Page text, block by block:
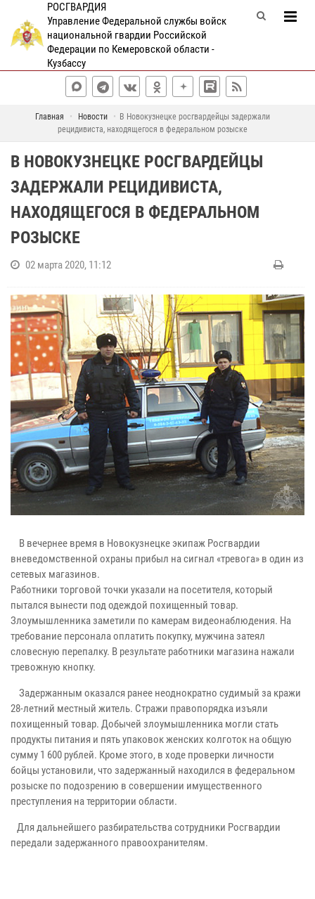
РОСГВАРДИЯ
Управление Федеральной службы войск
национальной гвардии Российской
Федерации по Кемеровской области -
Кузбассу
Главная Новости
В Новокузнецке росгвардейцы задержали
рецидивиста, находящегося в федеральном розыске
В НОВОКУЗНЕЦКЕ РОСГВАРДЕЙЦЫ
ЗАДЕРЖАЛИ РЕЦИДИВИСТА,
НАХОДЯЩЕГОСЯ В ФЕДЕРАЛЬНОМ
РОЗЫСКЕ
02 марта 2020, 11:12
В вечернее время в Новокузнецке экипаж Росгвардии
вневедомственной охраны прибыл на сигнал «тревога» в один из
сетевых магазинов.
Работники торговой точки указали на посетителя, который
пытался вынести под одеждой похищенный товар.
Злоумышленника заметили по камерам видеонаблюдения. На
требование персонала оплатить покупку, мужчина затеял
словесную перепалку. В результате работники магазина нажали
тревожную кнопку.
Задержанным оказался ранее неоднократно судимый за кражи
28-летний местный житель. Стражи правопорядка изъяли
похищенный товар. Добычей злоумышленника могли стать
продукты питания и пять упаковок женских колготок на общую
сумму 1 600 рублей. Кроме этого, в ходе проверки личности
бойцы установили, что задержанный находился в федеральном
розыске по подозрению в совершении имущественного
преступления на территории области.
Для дальнейшего разбирательства сотрудники Росгвардии
передали задержанного правоохранителям.